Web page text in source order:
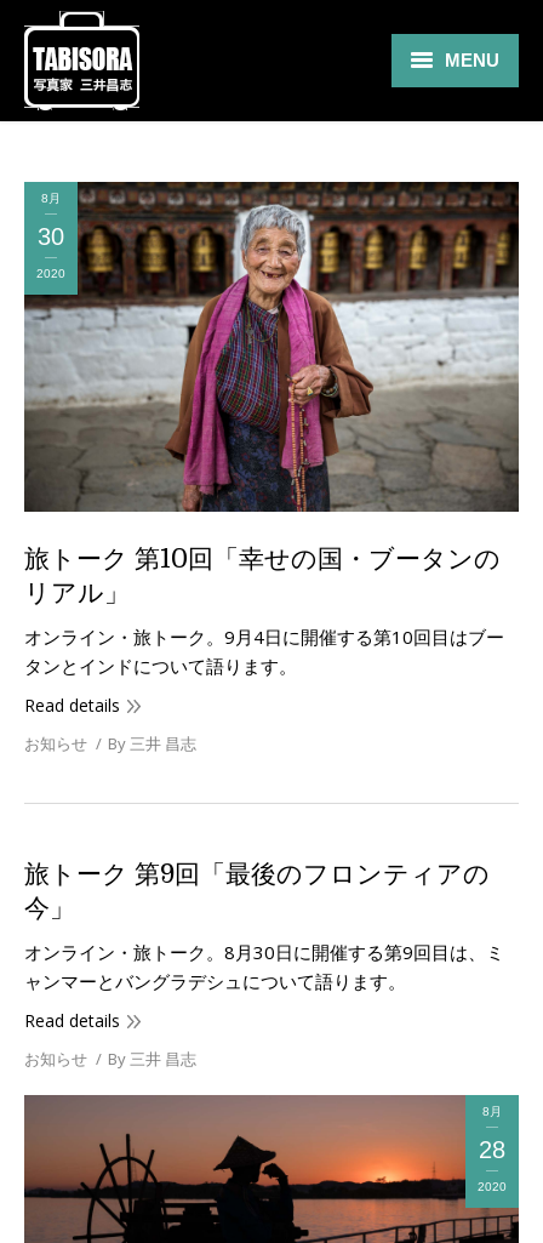
MENU
Gallery
Travel
About
Blog
Shop
Contact
8月
30
2020
旅トーク 第10回「幸せの国・ブータンの
リアル」
オンライン・旅トーク。9月4日に開催する第10回目はブー
タンとインドについて語ります。
Read details
お知らせ By 三井 昌志
旅トーク 第9回「最後のフロンティアの
今」
オンライン・旅トーク。8月30日に開催する第9回目は、ミ
ャンマーとバングラデシュについて語ります。
Read details
お知らせ By 三井 昌志
8月
28
2020